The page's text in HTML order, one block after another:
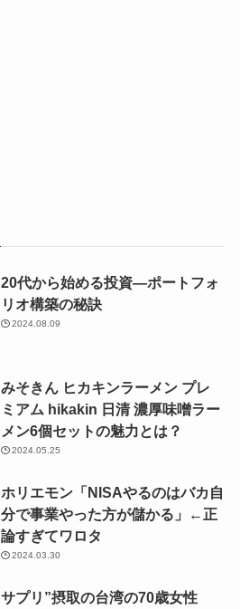
20代から始める投資—ポートフォ
リオ構築の秘訣
2024.08.09
みそきん ヒカキンラーメン プレ
ミアム hikakin 日清 濃厚味噌ラー
メン6個セットの魅力とは？
2024.05.25
ホリエモン「NISAやるのはバカ自
分で事業やった方が儲かる」←正
論すぎてワロタ
2024.03.30
サプリ”摂取の台湾の70歳女性